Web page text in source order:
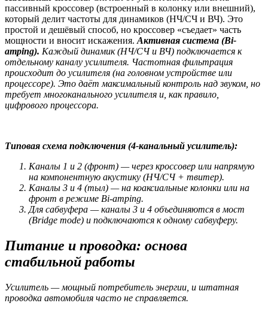
пассивный кроссовер (встроенный в колонку или внешний),
который делит частоты для динамиков (НЧ/СЧ и ВЧ). Это
простой и дешёвый способ, но кроссовер «съедает» часть
мощности и вносит искажения. Активная система (Bi-
amping). Каждый динамик (НЧ/СЧ и ВЧ) подключается к
отдельному каналу усилителя. Частотная фильтрация
происходит до усилителя (на головном устройстве или
процессоре). Это даёт максимальный контроль над звуком, но
требует многоканального усилителя и, как правило,
цифрового процессора.
Типовая схема подключения (4-канальный усилитель):
Каналы 1 и 2 (фронт) — через кроссовер или напрямую
на компонентную акустику (НЧ/СЧ + твитер).
Каналы 3 и 4 (тыл) — на коаксиальные колонки или на
фронт в режиме Bi-amping.
Для сабвуфера — каналы 3 и 4 объединяются в мост
(Bridge mode) и подключаются к одному сабвуферу.
Питание и проводка: основа
стабильной работы
Усилитель — мощный потребитель энергии, и штатная
проводка автомобиля часто не справляется.